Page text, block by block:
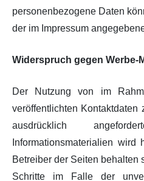
personenbezogene Daten
der im Impressum
Widerspruch gegen Werbe-
Der Nutzung von im
veröffentlichten
ausdrücklich
Informationsmaterialien
Betreiber der Seiten behalten
Schritte im Falle der